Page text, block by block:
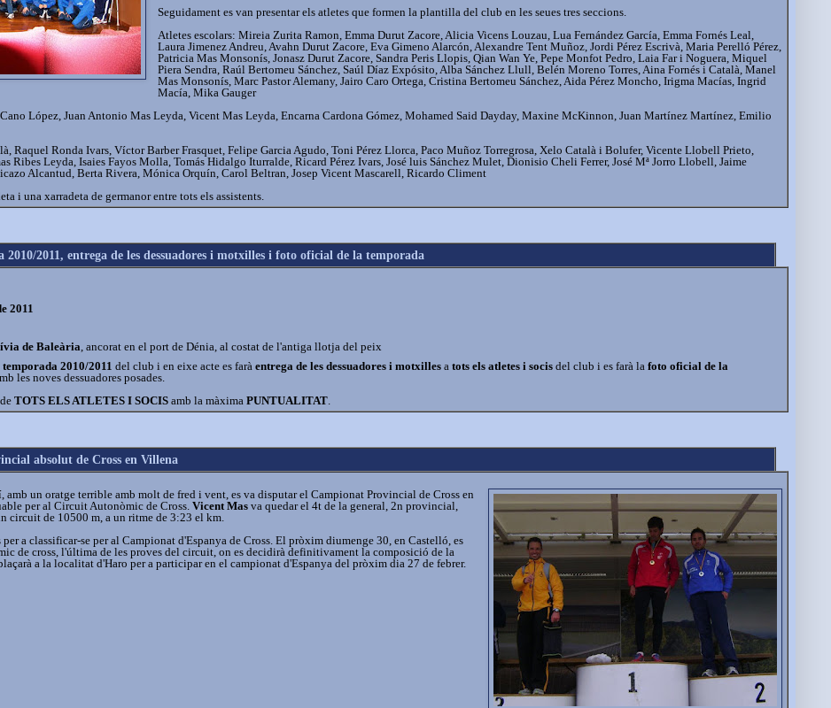
Seguidament es van presentar els atletes que formen la plantilla del club en les seues tres seccions.
Atletes escolars: Mireia Zurita Ramon, Emma Durut Zacore, Alicia Vicens Louzau, Lua Fernández García, Emma Fornés Leal,
Laura Jimenez Andreu, Avahn Durut Zacore, Eva Gimeno Alarcón, Alexandre Tent Muñoz, Jordi Pérez Escrivà, Maria Perelló Pérez,
Patricia Mas Monsonís, Jonasz Durut Zacore, Sandra Peris Llopis, Qian Wan Ye, Pepe Monfot Pedro, Laia Far i Noguera, Miquel
Piera Sendra, Raúl Bertomeu Sánchez, Saúl Díaz Expósito, Alba Sánchez Llull, Belén Moreno Torres, Aina Fornés i Català, Manel
Mas Monsonís, Marc Pastor Alemany, Jairo Caro Ortega, Cristina Bertomeu Sánchez, Aida Pérez Moncho, Irigma Macías, Ingrid
Macía, Mika Gauger
López, Juan Antonio Mas Leyda, Vicent Mas Leyda, Encarna Cardona Gómez, Mohamed Said Dayday, Maxine McKinnon, Juan Martínez Martínez, Emilio
Raquel Ronda Ivars, Víctor Barber Frasquet, Felipe Garcia Agudo, Toni Pérez Llorca, Paco Muñoz Torregrosa, Xelo Català i Bolufer, Vicente Llobell Prieto,
Ribes Leyda, Isaies Fayos Molla, Tomás Hidalgo Iturralde, Ricard Pérez Ivars, José luis Sánchez Mulet, Dionisio Cheli Ferrer, José Mª Jorro Llobell, Jaime
Alcantud, Berta Rivera, Mónica Orquín, Carol Beltran, Josep Vicent Mascarell, Ricardo Climent
i una xarradeta de germanor entre tots els assistents.
2010/2011, entrega de les dessuadores i motxilles i foto oficial de la temporada
2011
de Baleària , ancorat en el port de Dénia, al costat de l'antiga llotja del peix
2010/2011 del club i en eixe acte es farà entrega de les dessuadores i motxilles a tots els atletes i socis del club i es farà la foto oficial de la
les noves dessuadores posades.
TOTS ELS ATLETES I SOCIS amb la màxima PUNTUALITAT.
absolut de Cross en Villena
amb un oratge terrible amb molt de fred i vent, es va disputar el Campionat Provincial de Cross en
per al Circuit Autonòmic de Cross. Vicent Mas va quedar el 4t de la general, 2n provincial,
circuit de 10500 m, a un ritme de 3:23 el km.
per a classificar-se per al Campionat d'Espanya de Cross. El pròxim diumenge 30, en Castelló, es
de cross, l'última de les proves del circuit, on es decidirà definitivament la composició de la
a la localitat d'Haro per a participar en el campionat d'Espanya del pròxim dia 27 de febrer.